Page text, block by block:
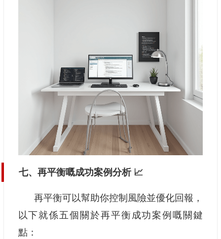
七、再平衡嘅成功案例分析 📈
再平衡可以幫助你控制風險並優化回報，
以下就係五個關於再平衡成功案例嘅關鍵
點：